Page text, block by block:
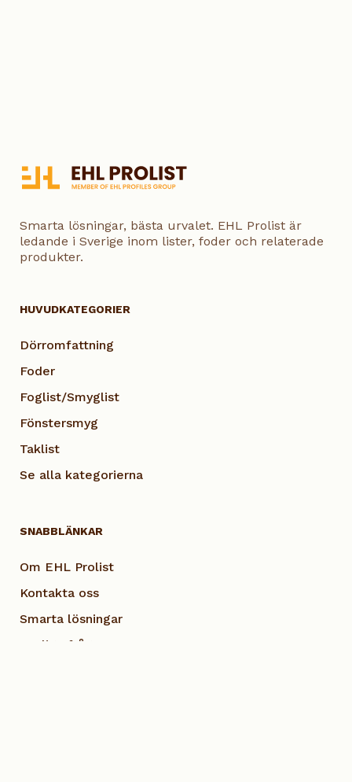
Smarta lösningar, bästa urvalet. EHL Prolist är
ledande i Sverige inom lister, foder och relaterade
produkter.
HUVUDKATEGORIER
Dörromfattning
Foder
Foglist/Smyglist
Fönstersmyg
Taklist
Se alla kategorierna
SNABBLÄNKAR
Om EHL Prolist
Kontakta oss
Smarta lösningar
Vanliga frågor